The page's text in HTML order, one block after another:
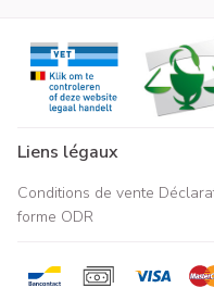
Liens légaux
Conditions de vente
forme ODR